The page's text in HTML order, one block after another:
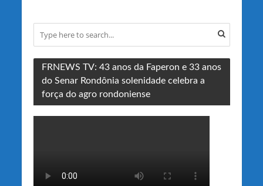
FRNEWS TV: 43 anos da Faperon e 33 anos
do Senar Rondônia solenidade celebra a
força do agro rondoniense